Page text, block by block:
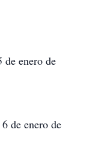
enero de
de enero de